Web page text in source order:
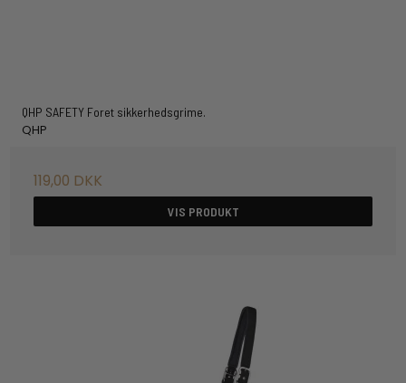
QHP SAFETY Foret sikkerhedsgrime.
QHP
119,00 DKK
VIS PRODUKT